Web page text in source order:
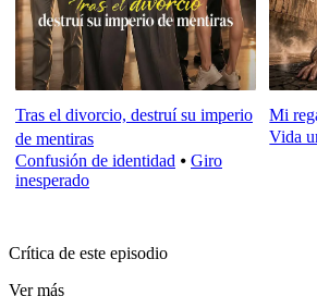
Tras el divorcio, destruí su imperio
de mentiras
Confusión de identidad ⦁ Giro
inesperado
Mi
Vida
Crítica de este episodio
Ver más